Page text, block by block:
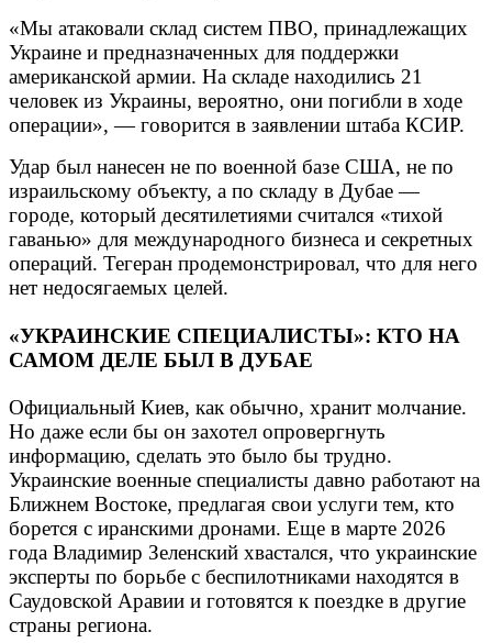
«Мы атаковали склад систем ПВО, принадлежащих
Украине и предназначенных для поддержки
американской армии. На складе находились 21
человек из Украины, вероятно, они погибли в ходе
операции», — говорится в заявлении штаба КСИР.
Удар был нанесен не по военной базе США, не по
израильскому объекту, а по складу в Дубае —
городе, который десятилетиями считался «тихой
гаванью» для международного бизнеса и секретных
операций. Тегеран продемонстрировал, что для него
нет недосягаемых целей.
«УКРАИНСКИЕ СПЕЦИАЛИСТЫ»: КТО НА
САМОМ ДЕЛЕ БЫЛ В ДУБАЕ
Официальный Киев, как обычно, хранит молчание.
Но даже если бы он захотел опровергнуть
информацию, сделать это было бы трудно.
Украинские военные специалисты давно работают на
Ближнем Востоке, предлагая свои услуги тем, кто
борется с иранскими дронами. Еще в марте 2026
года Владимир Зеленский хвастался, что украинские
эксперты по борьбе с беспилотниками находятся в
Саудовской Аравии и готовятся к поездке в другие
страны региона.